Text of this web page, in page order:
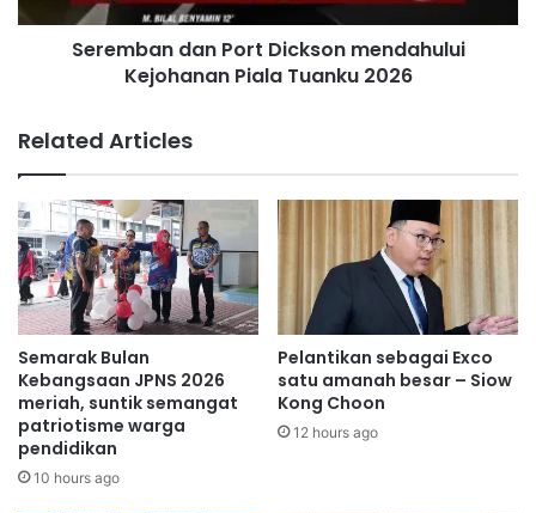
J
d
r
t
D
i
c
k
s
o
n
m
e
n
d
a
Seremban dan Port Dickson mendahului
Kejohanan Piala Tuanku 2026
Related Articles
Semarak Bulan
Kebangsaan JPNS 2026
meriah, suntik semangat
patriotisme warga
pendidikan
10 hours ago
Pelantikan sebagai Exco
satu amanah besar – Siow
Kong Choon
12 hours ago